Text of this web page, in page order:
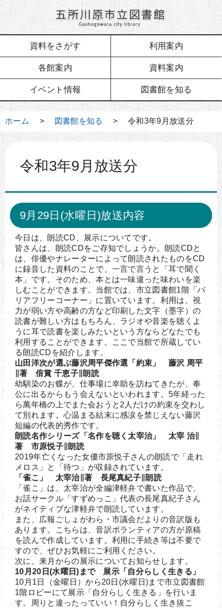
資料をさがす 利用案内
各館案内 資料案内
イベント情報 図書館を知る
ホーム > 図書館を知る > 令和3年9月放送分
令和3年9月放送分
9月29日(水曜日)放送内容
今日は、朗読CD、展示についてです。
皆さんは、朗読CDをご存知でしょうか。朗読CDと
は、俳優やナレーターによって朗読されたものをCD
に録音した資料のことで、一言で言うと「耳で聞く
本」です。そのため、本とは一味違った味わいを楽
しむことができます。当館では、市立図書館1階「バ
リアフリーコーナー」に置いています。利用は、視
力が弱い方や高齢の方など印刷した文字（墨字）の
読書が難しい方はもちろん、ラジオや音楽を聴くよ
うに耳で読書を楽しみたいという方ならどなたでも
利用することができます。ここで当館で所蔵してい
る朗読CDを紹介します。
山田洋次が選ぶ藤沢周平傑作選「約束」 藤沢 周平
∥著 倍賞 千恵子∥朗読
幼馴染のお蝶が、仕事場に幸助を訪ねてきたが、奉
公に出るからもう会えないといわれます。5年経った
ら萬年橋の上でまた会おうと2人だけの約束を交わし
て別れます。心温まる結末に感涙を禁じえない藤沢
短編の代表的秀作です。
朗読名作シリーズ「名作を聴く太宰治」 太宰 治∥
著 市原悦子∥朗読
2019年亡くなった女優市原悦子さんの朗読で「走れ
メロス」と「待つ」が収録されています。
「雀こ」 太宰治∥著 長尾真紀子∥朗読
「雀こ」は、太宰治が全編津軽弁で書いた作品で、
お話サークル「すずめっこ」代表の長尾真紀子さん
がネイティブな津軽弁で朗読しています。
また、広報ごしょがわら・市議会だよりの音訳版も
あります。こちらは、音訳ボランティアの方が原稿
を読んで作成しています。利用に手続き等は不要で
すので、ぜひお気軽にご利用ください。
次に、来月からの展示についてお知らせします。
10月20日(水曜日)まで 展示「自分らしく生きる」
10月1日（金曜日）から20日(水曜日)まで市立図書館
1階ロビーにて展示「自分らしく生きる」を行いま
す。周りと違ったっていい！自分らしく生き抜こ